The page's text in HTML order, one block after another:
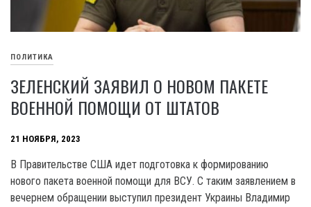
ПОЛИТИКА
ЗЕЛЕНСКИЙ ЗАЯВИЛ О НОВОМ ПАКЕТЕ
ВОЕННОЙ ПОМОЩИ ОТ ШТАТОВ
21 НОЯБРЯ, 2023
В Правительстве США идет подготовка к формированию
нового пакета военной помощи для ВСУ. C таким заявлением в
вечернем обращении выступил президент Украины Владимир